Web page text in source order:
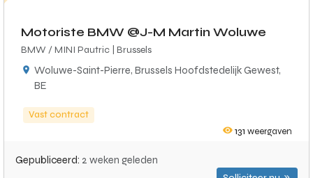
Motoriste BMW @J-M Martin Woluwe
BMW / MINI Pautric | Brussels
Woluwe-Saint-Pierre, Brussels Hoofdstedelijk Gewest,
BE
Vast contract
131 weergaven
Gepubliceerd: 2 weken geleden